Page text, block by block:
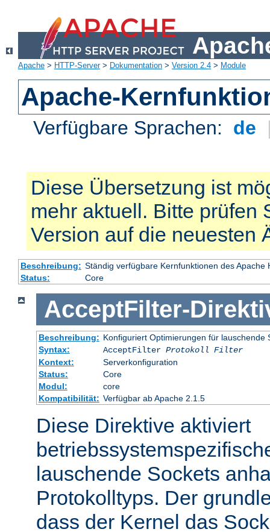
Apache > HTTP-Server> Dokumentation > Version 2.4 > Module
Apache-
Verfügbare Sprachen: de
Diese Übersetzung ist
mehr aktuell. Bitte prüfen
Version auf die neuesten
Beschreibung: Ständig verfügbare Kernfunktionen des Apache
Status:
Core
AcceptFilter-
Beschreibung: Konfiguriert Optimierungen für lauschende
Syntax:
AcceptFilter Protokoll Filter
Kontext:
Serverkonfiguration
Status:
Core
Modul:
core
Kompatibilität: Verfügbar ab Apache 2.1.5
Diese Direktive aktiviert
lauschende Sockets
Protokolltyps. Der
dass der Kernel das